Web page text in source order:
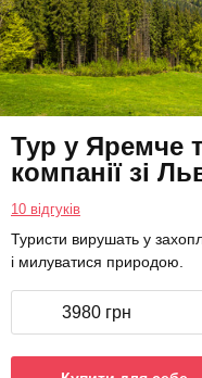
Тур у Яремче
компанії зі
10 відгуків
Туристи вирушать у
і милуватися природою.
3980 грн